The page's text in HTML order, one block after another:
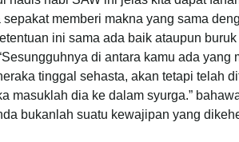
sepakat memberi makna yang sama
ini sama ada baik ataupun
di antara kamu ada
tinggal sehasta, akan tetapi telah
masuklah dia ke dalam syurga.”
bukanlah suatu kewajipan yang